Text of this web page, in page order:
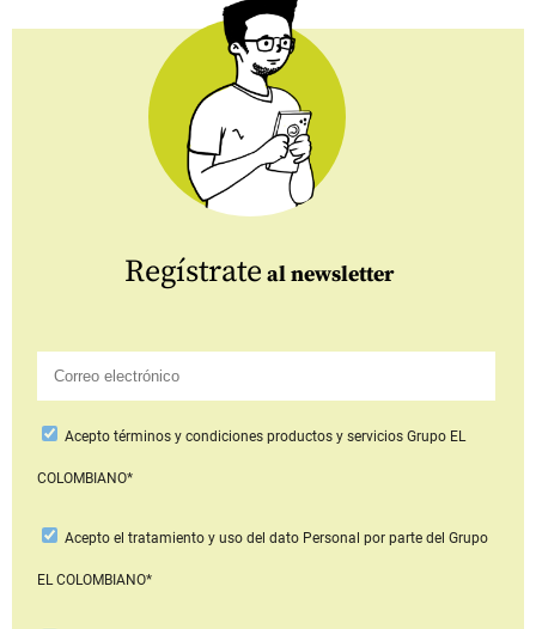
Regístrate al newsletter
Aceptotérminos y condiciones productos y serviciosGrupo EL
COLOMBIANO*
Acepto el tratamiento y uso del dato Personal por parte del Grupo
EL COLOMBIANO*